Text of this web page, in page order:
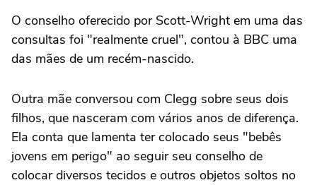
O conselho oferecido por Scott-Wright em uma das
consultas foi "realmente cruel", contou à BBC uma
das mães de um recém-nascido.
Outra mãe conversou com Clegg sobre seus dois
filhos, que nasceram com vários anos de diferença.
Ela conta que lamenta ter colocado seus "bebês
jovens em perigo" ao seguir seu conselho de
colocar diversos tecidos e outros objetos soltos no